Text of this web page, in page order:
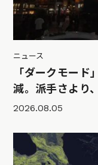
ニュース
「ダークモード
減。派手さより
2026.08.05